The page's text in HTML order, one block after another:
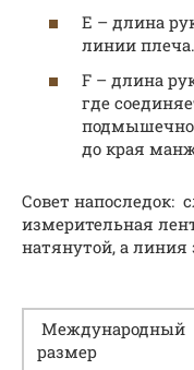
Е – длина
линии плеча.
F – длина
где
до края
Совет напоследок:
измерительная
натянутой, а линия
Международный
размер